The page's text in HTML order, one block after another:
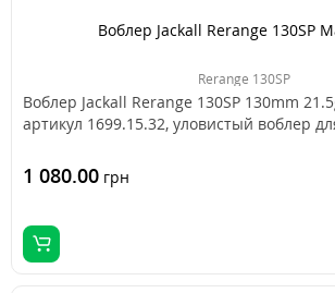
Воблер Jackall Rerange 130SP
Rerange 130SP
Воблер Jackall Rerange 130SP 130mm
артикул 1699.15.32, уловистый воблер
1 080.00 грн